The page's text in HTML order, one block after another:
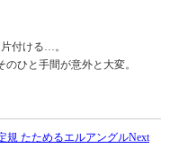
付ける…。
ひと手間が意外と大変。
規 たためるエルアングルNext